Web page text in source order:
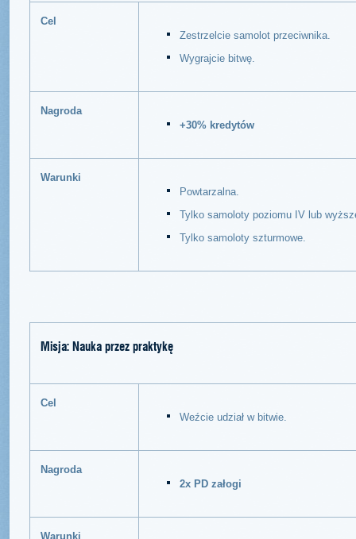
Cel
Zestrzelcie samolot przeciwnika.
Wygrajcie bitwę.
Nagroda
+30% kredytów
Warunki
Powtarzalna.
Tylko samoloty poziomu IV lub
Tylko samoloty szturmowe.
Misja: Nauka przez praktykę
Cel
Weźcie udział w bitwie.
Nagroda
2x PD załogi
Warunki